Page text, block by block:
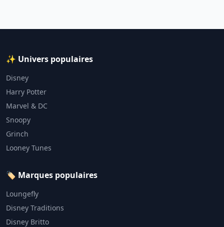
✨ Univers populaires
Disney
Harry Potter
Marvel & DC
Snoopy
Grinch
Looney Tunes
🏷️ Marques populaires
Loungefly
Disney Traditions
Disney Britto